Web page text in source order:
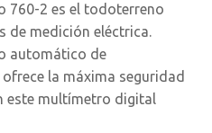
760-2 es el todoterreno
de medición eléctrica.
automático de
la máxima seguridad
este multímetro digital